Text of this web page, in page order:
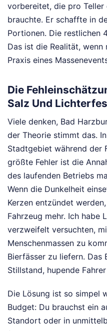
vorbereitet, die pro
brauchte. Er schaffte in
Portionen. Die restlichen
Das ist die Realität,
Praxis eines
Die
Salz Und
Viele denken, Bad
der Theorie stimmt das.
Stadtgebiet während der
größte Fehler ist die
des laufenden Betriebs
Wenn die Dunkelheit
Kerzen entzündet
Fahrzeug mehr. Ich habe
verzweifelt versuchten,
Menschenmassen zu
Bierfässer zu liefern. Das
Stillstand, hupende
Die Lösung ist so simpel
Budget: Du brauchst ein
Standort oder in